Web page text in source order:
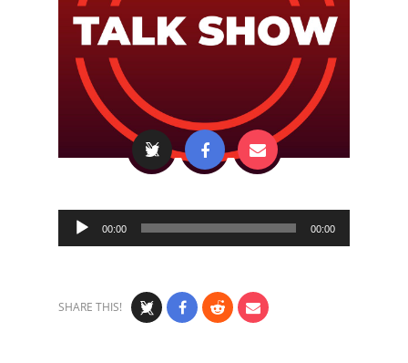
Audio
Player
00:00 00:00
SHARE THIS!